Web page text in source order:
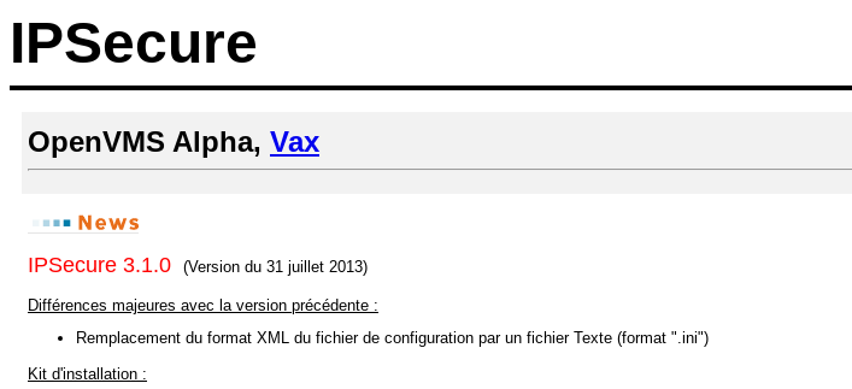
IPSecure
OpenVMS Alpha, Vax
IPSecure 3.1.0 (Version du 31 juillet 2013)
Différences majeures avec la version précédente :
Remplacement du format XML du fichier de configuration par un fichier Texte (format ".ini")
Kit d'installation :